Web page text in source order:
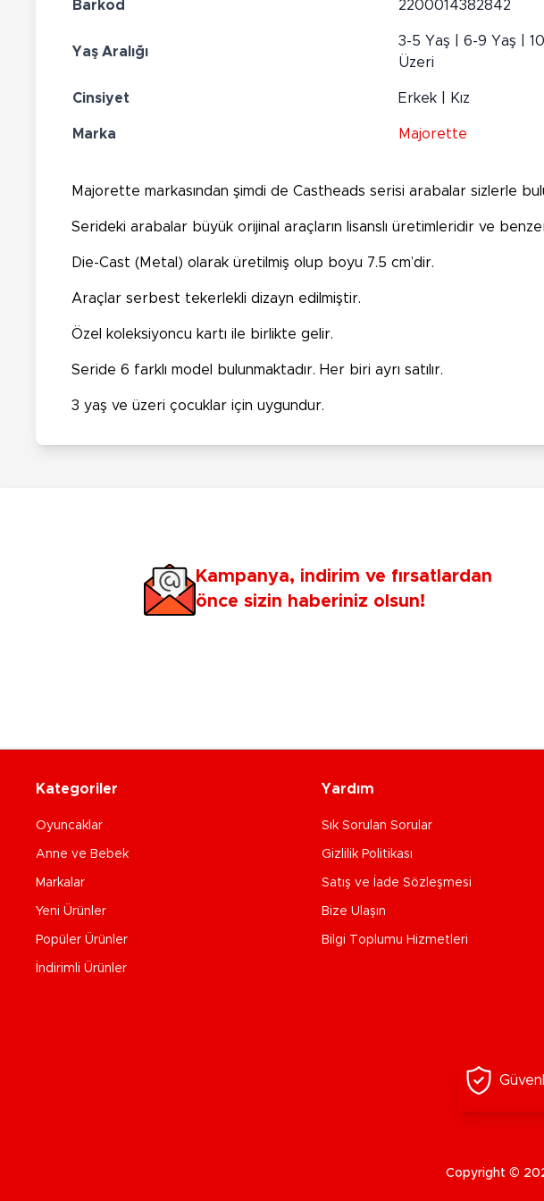
Barkod 2200014382842
Yaş Aralığı
3-5 Yaş | 6-9 Yaş |
Üzeri
Cinsiyet Erkek | Kız
Marka Majorette
Majorette markasından şimdi de Castheads serisi arabalar sizlerle
Serideki arabalar büyük orijinal araçların lisanslı üretimleridir ve
Die-Cast (Metal) olarak üretilmiş olup boyu 7.5 cm’dir.
Araçlar serbest tekerlekli dizayn edilmiştir.
Özel koleksiyoncu kartı ile birlikte gelir.
Seride 6 farklı model bulunmaktadır. Her biri ayrı satılır.
3 yaş ve üzeri çocuklar için uygundur.
Kampanya, indirim ve fırsatlardan
önce sizin haberiniz olsun!
Kategoriler
Oyuncaklar
Anne ve Bebek
Markalar
Yeni Ürünler
Popüler Ürünler
İndirimli Ürünler
Yardım
Sık Sorulan Sorular
Gizlilik Politikası
Satış ve İade Sözleşmesi
Bize Ulaşın
Bilgi Toplumu Hizmetleri
Copyright ©